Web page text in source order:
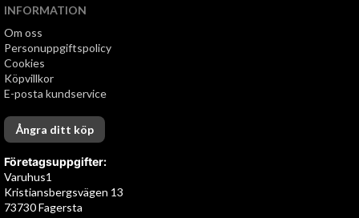
INFORMATION
Om oss
Personuppgiftspolicy
Cookies
Köpvillkor
E-posta kundservice
Ångra ditt köp
Företagsuppgifter:
Varuhus1
Kristiansbergsvägen 13
73730 Fagersta